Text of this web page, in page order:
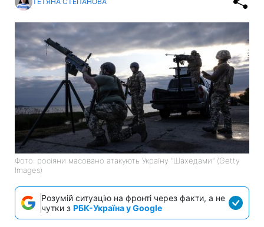
Фото: росіяни масовано атакують Україну "Шахедами" (Getty
Images)
Розумій ситуацію на фронті через факти, а не
чутки з РБК-Україна у Google